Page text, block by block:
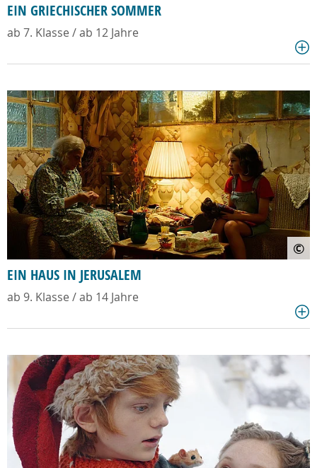
EIN GRIECHISCHER SOMMER
ab 7. Klasse / ab 12 Jahre
©
EIN HAUS IN JERUSALEM
ab 9. Klasse / ab 14 Jahre